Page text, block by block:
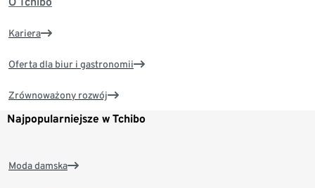
Kariera
Oferta dla biur i gastronomii
Zrównoważony rozwój
Najpopularniejsze w Tchibo
Moda damska